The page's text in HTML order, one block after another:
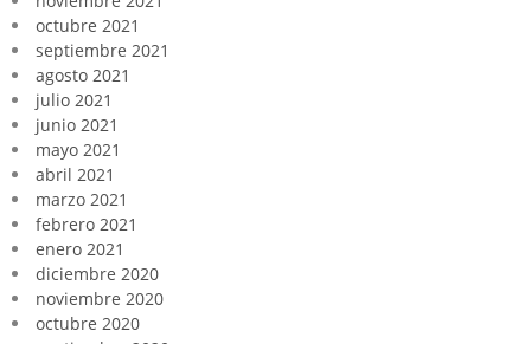
octubre 2021
septiembre 2021
agosto 2021
julio 2021
junio 2021
mayo 2021
abril 2021
marzo 2021
febrero 2021
enero 2021
diciembre 2020
noviembre 2020
octubre 2020